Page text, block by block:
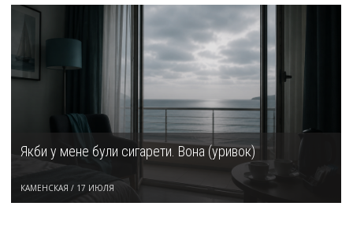
Якби у мене були сигарети. Вона (уривок)
КАМЕНСКАЯ / 17 ИЮЛЯ